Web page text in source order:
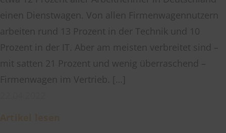
einen Dienstwagen. Von allen Firmenwagennutzern
arbeiten rund 13 Prozent in der Technik und 10
Prozent in der IT. Aber am meisten verbreitet sind –
mit satten 21 Prozent und wenig überraschend –
Firmenwagen im Vertrieb. […]